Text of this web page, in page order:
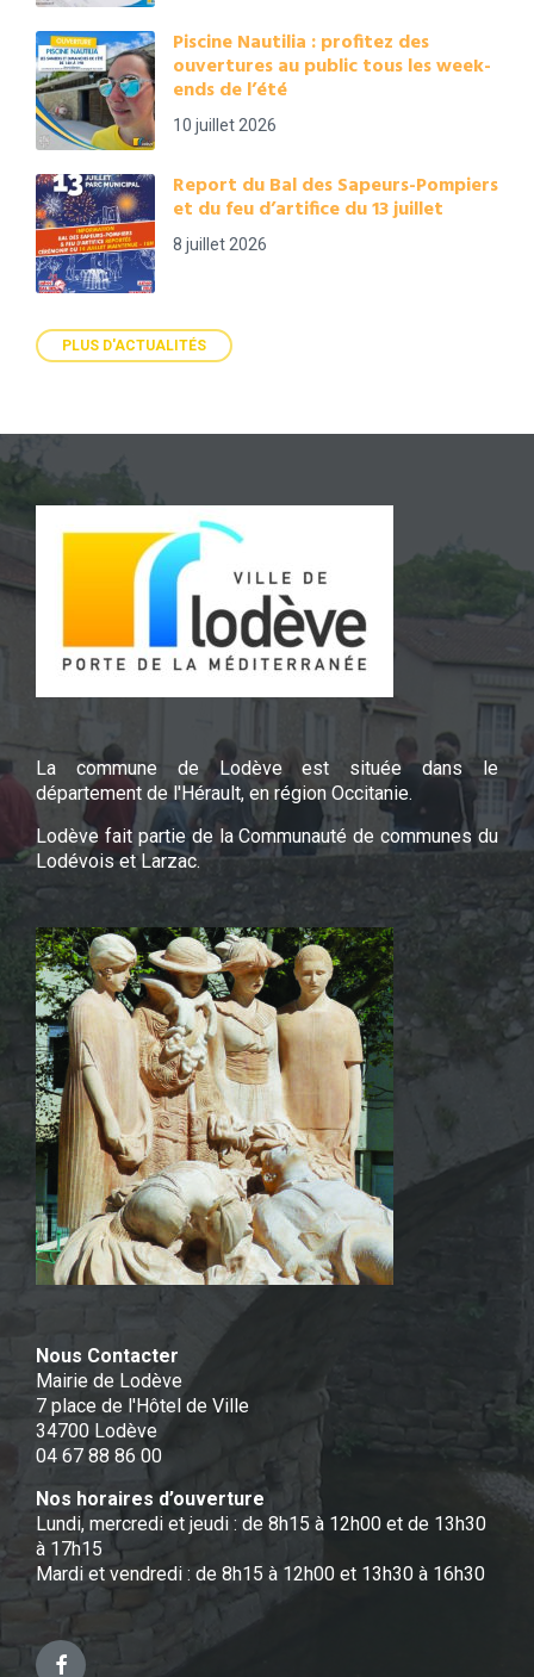
Piscine Nautilia : profitez des
ouvertures au public tous les week-
ends de l’été
10 juillet 2026
Report du Bal des Sapeurs-Pompiers
et du feu d’artifice du 13 juillet
8 juillet 2026
PLUS D'ACTUALITÉS
La commune de Lodève est située dans le
département de l'Hérault, en région Occitanie.
Lodève fait partie de la Communauté de communes du
Lodévois et Larzac.
Nous Contacter
Mairie de Lodève
7 place de l'Hôtel de Ville
34700 Lodève
04 67 88 86 00
Nos horaires d’ouverture
Lundi, mercredi et jeudi : de 8h15 à 12h00 et de 13h30
à 17h15
Mardi et vendredi : de 8h15 à 12h00 et 13h30 à 16h30
Facebook